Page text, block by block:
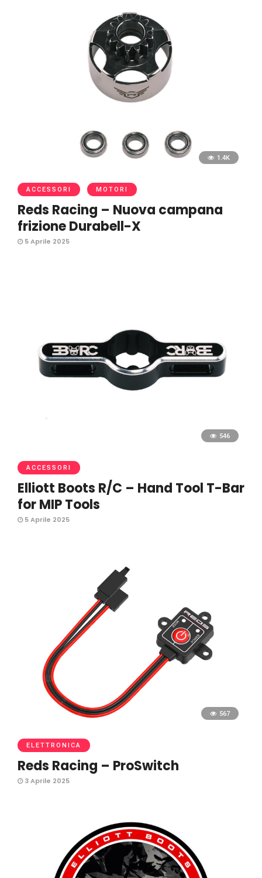
1.4K
ACCESSORI MOTORI
Reds Racing – Nuova campana
frizione Durabell-X
5 Aprile 2025
546
ACCESSORI
Elliott Boots R/C – Hand Tool T-Bar
for MIP Tools
5 Aprile 2025
567
ELETTRONICA
Reds Racing – ProSwitch
3 Aprile 2025